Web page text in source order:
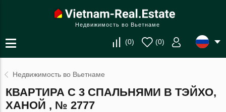
Недвижимость во Вьетнаме
(0) (0)
Недвижимость во Вьетнаме
КВАРТИРА С 3 СПАЛЬНЯМИ В ТЭЙХО,
ХАНОЙ , № 2777